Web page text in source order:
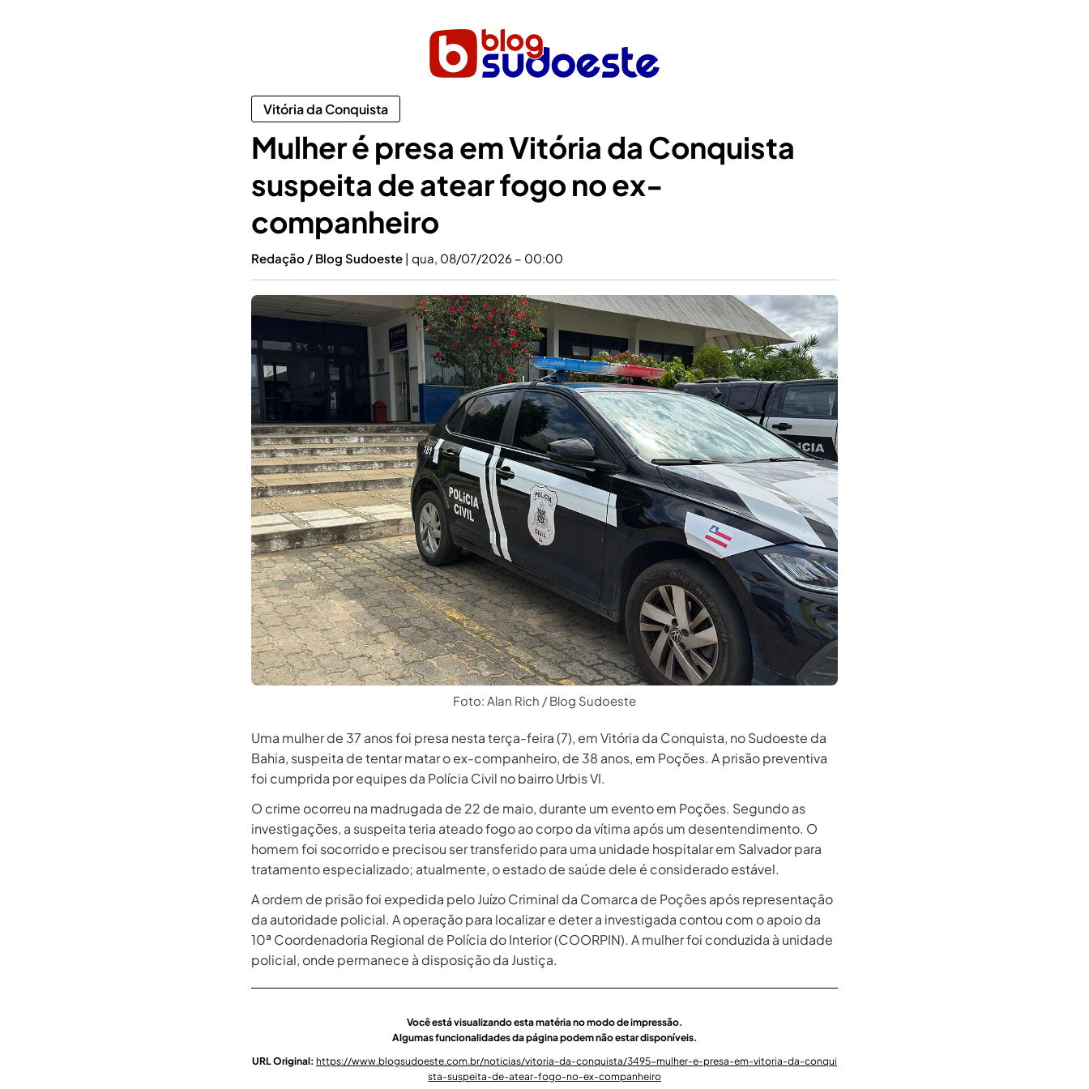
Vitória da Conquista
Mulher é presa em Vitória da Conquista
suspeita de atear fogo no ex-
companheiro
Redação / Blog Sudoeste | qua, 08/07/2026 – 00:00
Foto: Alan Rich / Blog Sudoeste
Uma mulher de 37 anos foi presa nesta terça-feira (7), em Vitória da Conquista, no Sudoeste da
Bahia, suspeita de tentar matar o ex-companheiro, de 38 anos, em Poções. A prisão preventiva
foi cumprida por equipes da Polícia Civil no bairro Urbis VI.
O crime ocorreu na madrugada de 22 de maio, durante um evento em Poções. Segundo as
investigações, a suspeita teria ateado fogo ao corpo da vítima após um desentendimento. O
homem foi socorrido e precisou ser transferido para uma unidade hospitalar em Salvador para
tratamento especializado; atualmente, o estado de saúde dele é considerado estável.
A ordem de prisão foi expedida pelo Juízo Criminal da Comarca de Poções após representação
da autoridade policial. A operação para localizar e deter a investigada contou com o apoio da
10ª Coordenadoria Regional de Polícia do Interior (COORPIN). A mulher foi conduzida à unidade
policial, onde permanece à disposição da Justiça.
Você está visualizando esta matéria no modo de impressão.
Algumas funcionalidades da página podem não estar disponíveis.
URL Original: https://www.blogsudoeste.com.br/noticias/vitoria-da-conquista/3495-mulher-e-presa-em-vitoria-da-conqui
sta-suspeita-de-atear-fogo-no-ex-companheiro